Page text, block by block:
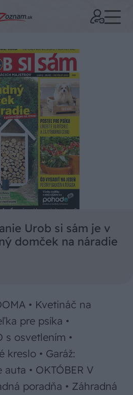
Urob si sám je v
domček na náradie
• Kvetináč na
pre psíka •
s osvetlením •
kreslo • Garáž:
• OKTÓBER V
poradňa • Záhradná